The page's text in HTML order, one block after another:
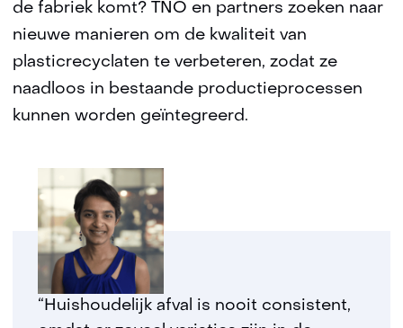
de fabriek komt? TNO en partners zoeken naar
nieuwe manieren om de kwaliteit van
plasticrecyclaten te verbeteren, zodat ze
naadloos in bestaande productieprocessen
kunnen worden geïntegreerd.
“Huishoudelijk afval is nooit consistent,